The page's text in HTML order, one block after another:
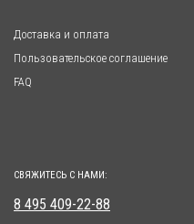
Доставка и оплата
Пользовательское соглашение
FAQ
СВЯЖИТЕСЬ С НАМИ:
8 495 409-22-88